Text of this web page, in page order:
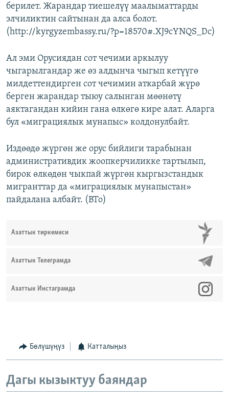
берилет. Жарандар тиешелүү маалыматтарды
элчиликтин сайтынан да алса болот.
(http://kyrgyzembassy.ru/?p=18570#.XJ9cYNQS_Dc)
Ал эми Орусиядан сот чечими аркылуу
чыгарылгандар же өз алдынча чыгып кетүүгө
милдеттендирген сот чечимин аткарбай жүрө
берген жарандар тыюу салынган мөөнөтү
аяктагандан кийин гана өлкөгө кире алат. Аларга
бул «миграциялык мунапыс» колдонулбайт.
Издөөдө жүргөн же орус бийлиги тарабынан
административдик жоопкерчиликке тартылып,
бирок өлкөдөн чыкпай жүргөн кыргызстандык
мигранттар да «миграциялык мунапыстан»
пайдалана албайт. (BTo)
Азаттык тиркемеси
Азаттык Телеграмда
Азаттык Инстаграмда
Бөлүшүңүз Катталыңыз
Дагы кызыктуу баяндар